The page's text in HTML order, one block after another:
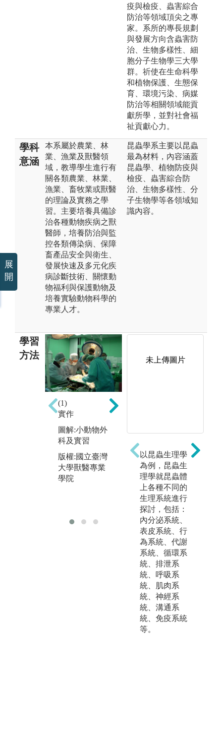
疫與檢疫、蟲害綜合
防治等領域頂尖之專
家。系所的專長規劃
與發展方向含蟲害防
治、生物多樣性、細
胞分子生物學三大學
群。祈使在生命科學
和植物保護、生態保
育、環境污染、病媒
防治等相關領域能貢
獻所學，並對社會福
祉貢獻心力。
學科
意涵
本系屬於農業、林
業、漁業及獸醫領
域，教導學生進行有
關各類農業、林業、
漁業、畜牧業或獸醫
的理論及實務之學
習。主要培養具備診
治各種動物疾病之獸
醫師，培養防治與監
控各類傳染病、保障
畜產品安全與衛生、
發展快速及多元化疾
病診斷技術、關懷動
物福利與保護動物及
培養實驗動物科學的
專業人才。
昆蟲學系主要以昆蟲
最為材料，內容涵蓋
昆蟲學、植物防疫與
檢疫、蟲害綜合防
治、生物多樣性、分
子生物學等各領域知
識內容。
學習
方法
(1)
實作
圖解:小動物外
科及實習
版權:國立臺灣
大學獸醫專業
學院
圖解:組織學實
習
版權:國立臺灣
大學獸醫專業
學院
未上傳圖片
以昆蟲生理學
為例，昆蟲生
理學就昆蟲體
上各種不同的
生理系統進行
探討，包括：
內分泌系統、
表皮系統、行
為系統、代謝
系統、循環系
統、排泄系
統、呼吸系
統、肌肉系
統、神經系
統、溝通系
統、免疫系統
等。
展
開